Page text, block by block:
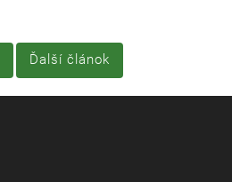
Ďalší článok